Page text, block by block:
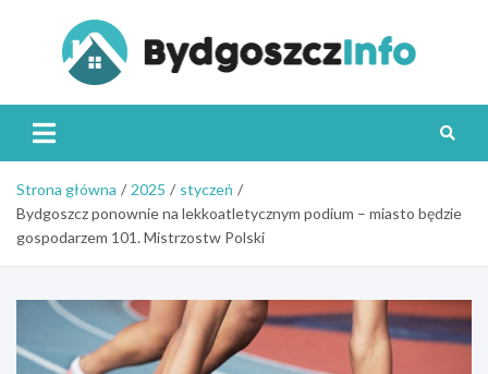
Strona główna 2025
styczeń
Bydgoszcz ponownie na lekkoatletycznym podium – miasto będzie
gospodarzem 101. Mistrzostw Polski